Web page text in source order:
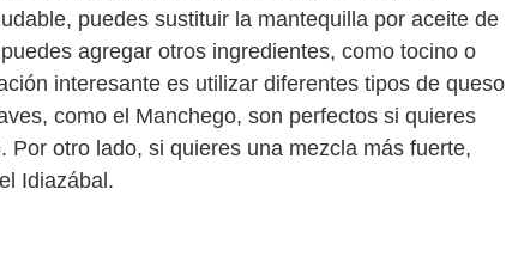
puedes sustituir la mantequilla por aceite de
agregar otros ingredientes, como tocino o
interesante es utilizar diferentes tipos de queso
como el Manchego, son perfectos si quieres
otro lado, si quieres una mezcla más fuerte,
Idiazábal.